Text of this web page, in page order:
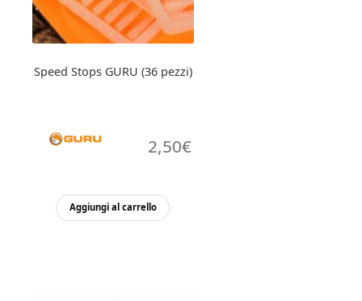
Speed Stops GURU (36 pezzi)
2,50€
Aggiungi al carrello